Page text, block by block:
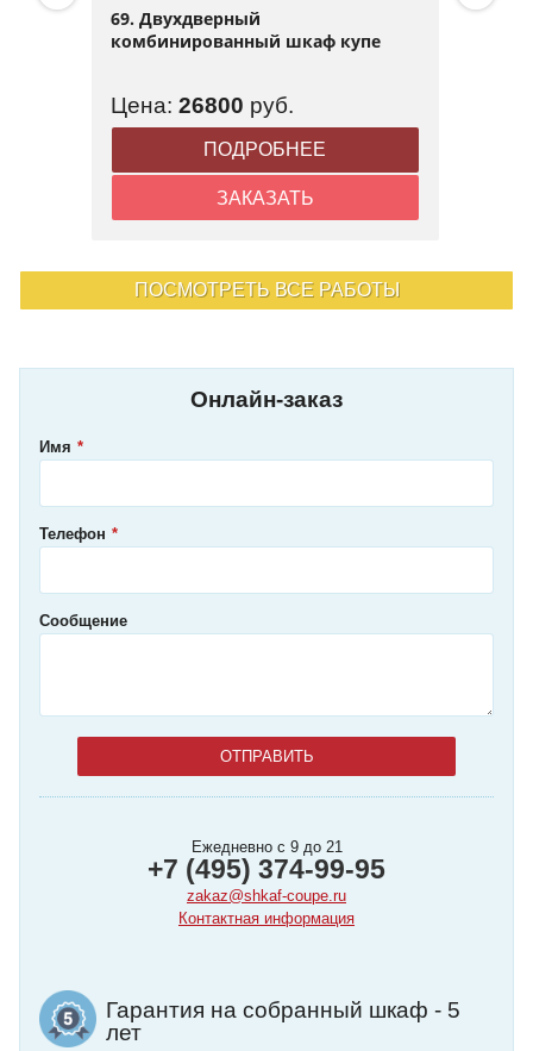
69. Двухдверный
комбинированный шкаф купе
Цена: 26800 руб.
ПОДРОБНЕЕ
ЗАКАЗАТЬ
ПОСМОТРЕТЬ ВСЕ РАБОТЫ
Онлайн-заказ
Имя
Телефон
Сообщение
Ежедневно с 9 до 21
+7 (495) 374-99-95
zakaz@shkaf-coupe.ru
Контактная информация
Гарантия на собранный шкаф - 5
лет